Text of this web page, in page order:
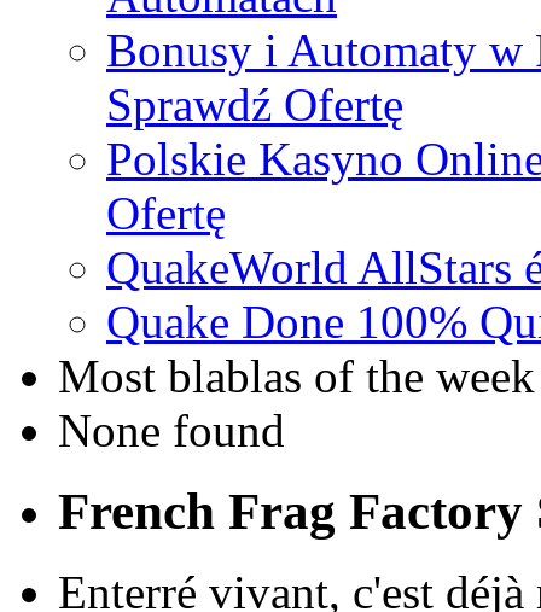
Bonusy i Automaty w
Sprawdź Ofertę
Polskie Kasyno
Ofertę
QuakeWorld AllStars
Quake Done 100%
Most blablas of the week
None found
French Frag Factory
Enterré vivant, c'est